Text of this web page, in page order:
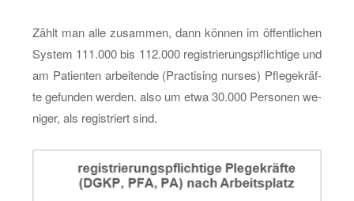
Zählt man alle zu­sam­men, dann kön­nen im öf­fent­li­chen
Sys­tem 111.000 bis 112.000 re­gis­trie­rungs­pflich­ti­ge und
am Pa­ti­en­ten ar­bei­ten­de (Prac­tising nur­ses) Pfle­ge­kräf­
te ge­fun­den wer­den. also um etwa 30.000 Per­so­nen we­
ni­ger, als re­gis­triert sind.